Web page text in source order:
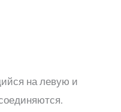
на левую и